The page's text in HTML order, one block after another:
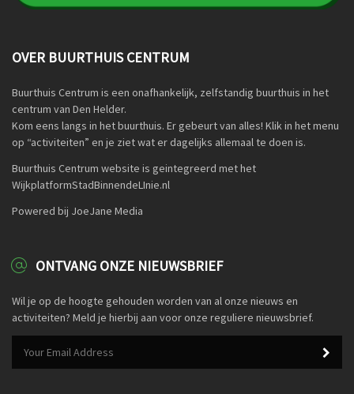
OVER BUURTHUIS CENTRUM
Buurthuis Centrum is een onafhankelijk, zelfstandig buurthuis in het
centrum van Den Helder.
Kom eens langs in het buurthuis. Er gebeurt van alles! Klik in het menu
op “activiteiten” en je ziet wat er dagelijks allemaal te doen is.
Buurthuis Centrum website is geintegreerd met het
WijkplatformStadBinnendeLInie.nl
Powered bij JoeJane Media
ONTVANG ONZE NIEUWSBRIEF
Wil je op de hoogte gehouden worden van al onze nieuws en
activiteiten? Meld je hierbij aan voor onze reguliere nieuwsbrief.